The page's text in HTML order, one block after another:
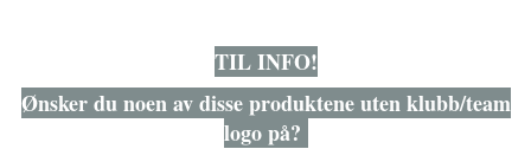
TIL INFO!
Ønsker du noen av disse produktene uten klubb/team
logo på?